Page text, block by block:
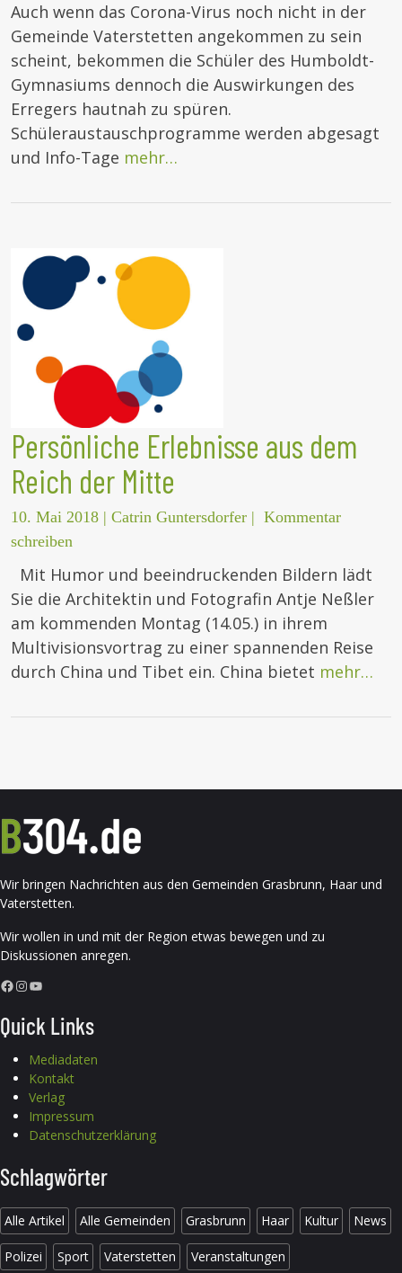
Auch wenn das Corona-Virus noch nicht in der
Gemeinde Vaterstetten angekommen zu sein
scheint, bekommen die Schüler des Humboldt-
Gymnasiums dennoch die Auswirkungen des
Erregers hautnah zu spüren.
Schüleraustauschprogramme werden abgesagt
und Info-Tage mehr…
Persönliche Erlebnisse aus dem
Reich der Mitte
10. Mai 2018 | Catrin Guntersdorfer | Kommentar
schreiben
Mit Humor und beeindruckenden Bildern lädt
Sie die Architektin und Fotografin Antje Neßler
am kommenden Montag (14.05.) in ihrem
Multivisionsvortrag zu einer spannenden Reise
durch China und Tibet ein. China bietet mehr…
Wir bringen Nachrichten aus den Gemeinden Grasbrunn, Haar und
Vaterstetten.
Wir wollen in und mit der Region etwas bewegen und zu
Diskussionen anregen.
Facebook InstagramYouTube
Quick Links
Mediadaten
Kontakt
Verlag
Impressum
Datenschutzerklärung
Schlagwörter
Alle Artikel Alle Gemeinden Grasbrunn Haar Kultur News
Polizei Sport Vaterstetten Veranstaltungen